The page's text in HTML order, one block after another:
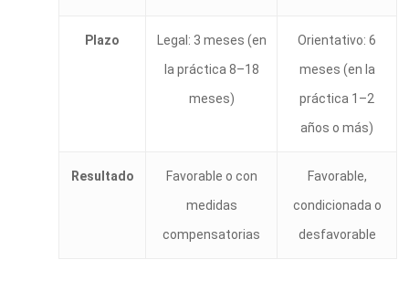
Plazo
Legal: 3 meses (en
la práctica 8–18
meses)
Orientativo: 6
meses (en la
práctica 1–2
años o más)
Resultado
Favorable o con
medidas
compensatorias
Favorable,
condicionada o
desfavorable